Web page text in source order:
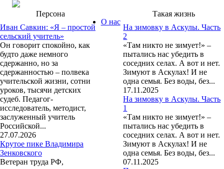
Персона
Иван Савкин: «Я – простой
сельский учитель»
Он говорит спокойно, как
будто даже немного
сдержанно, но за
сдержанностью – полвека
учительской жизни, сотни
уроков, тысячи детских
судеб. Педагог-
исследователь, методист,
заслуженный учитель
Российской...
27.07.2026
Крутое пике Владимира
Зенковского
Ветеран труда РФ,
Такая жизнь
На зимовку в Аскулы. Часть
2
«Там никто не зимует!» –
пытались нас убедить в
соседних селах. А вот и нет.
Зимуют в Аскулах! И не
одна семья. Без воды, без...
17.11.2025
На зимовку в Аскулы. Часть
1
«Там никто не зимует!» –
пытались нас убедить в
соседних селах. А вот и нет.
Зимуют в Аскулах! И не
одна семья. Без воды, без...
07.11.2025
О нас